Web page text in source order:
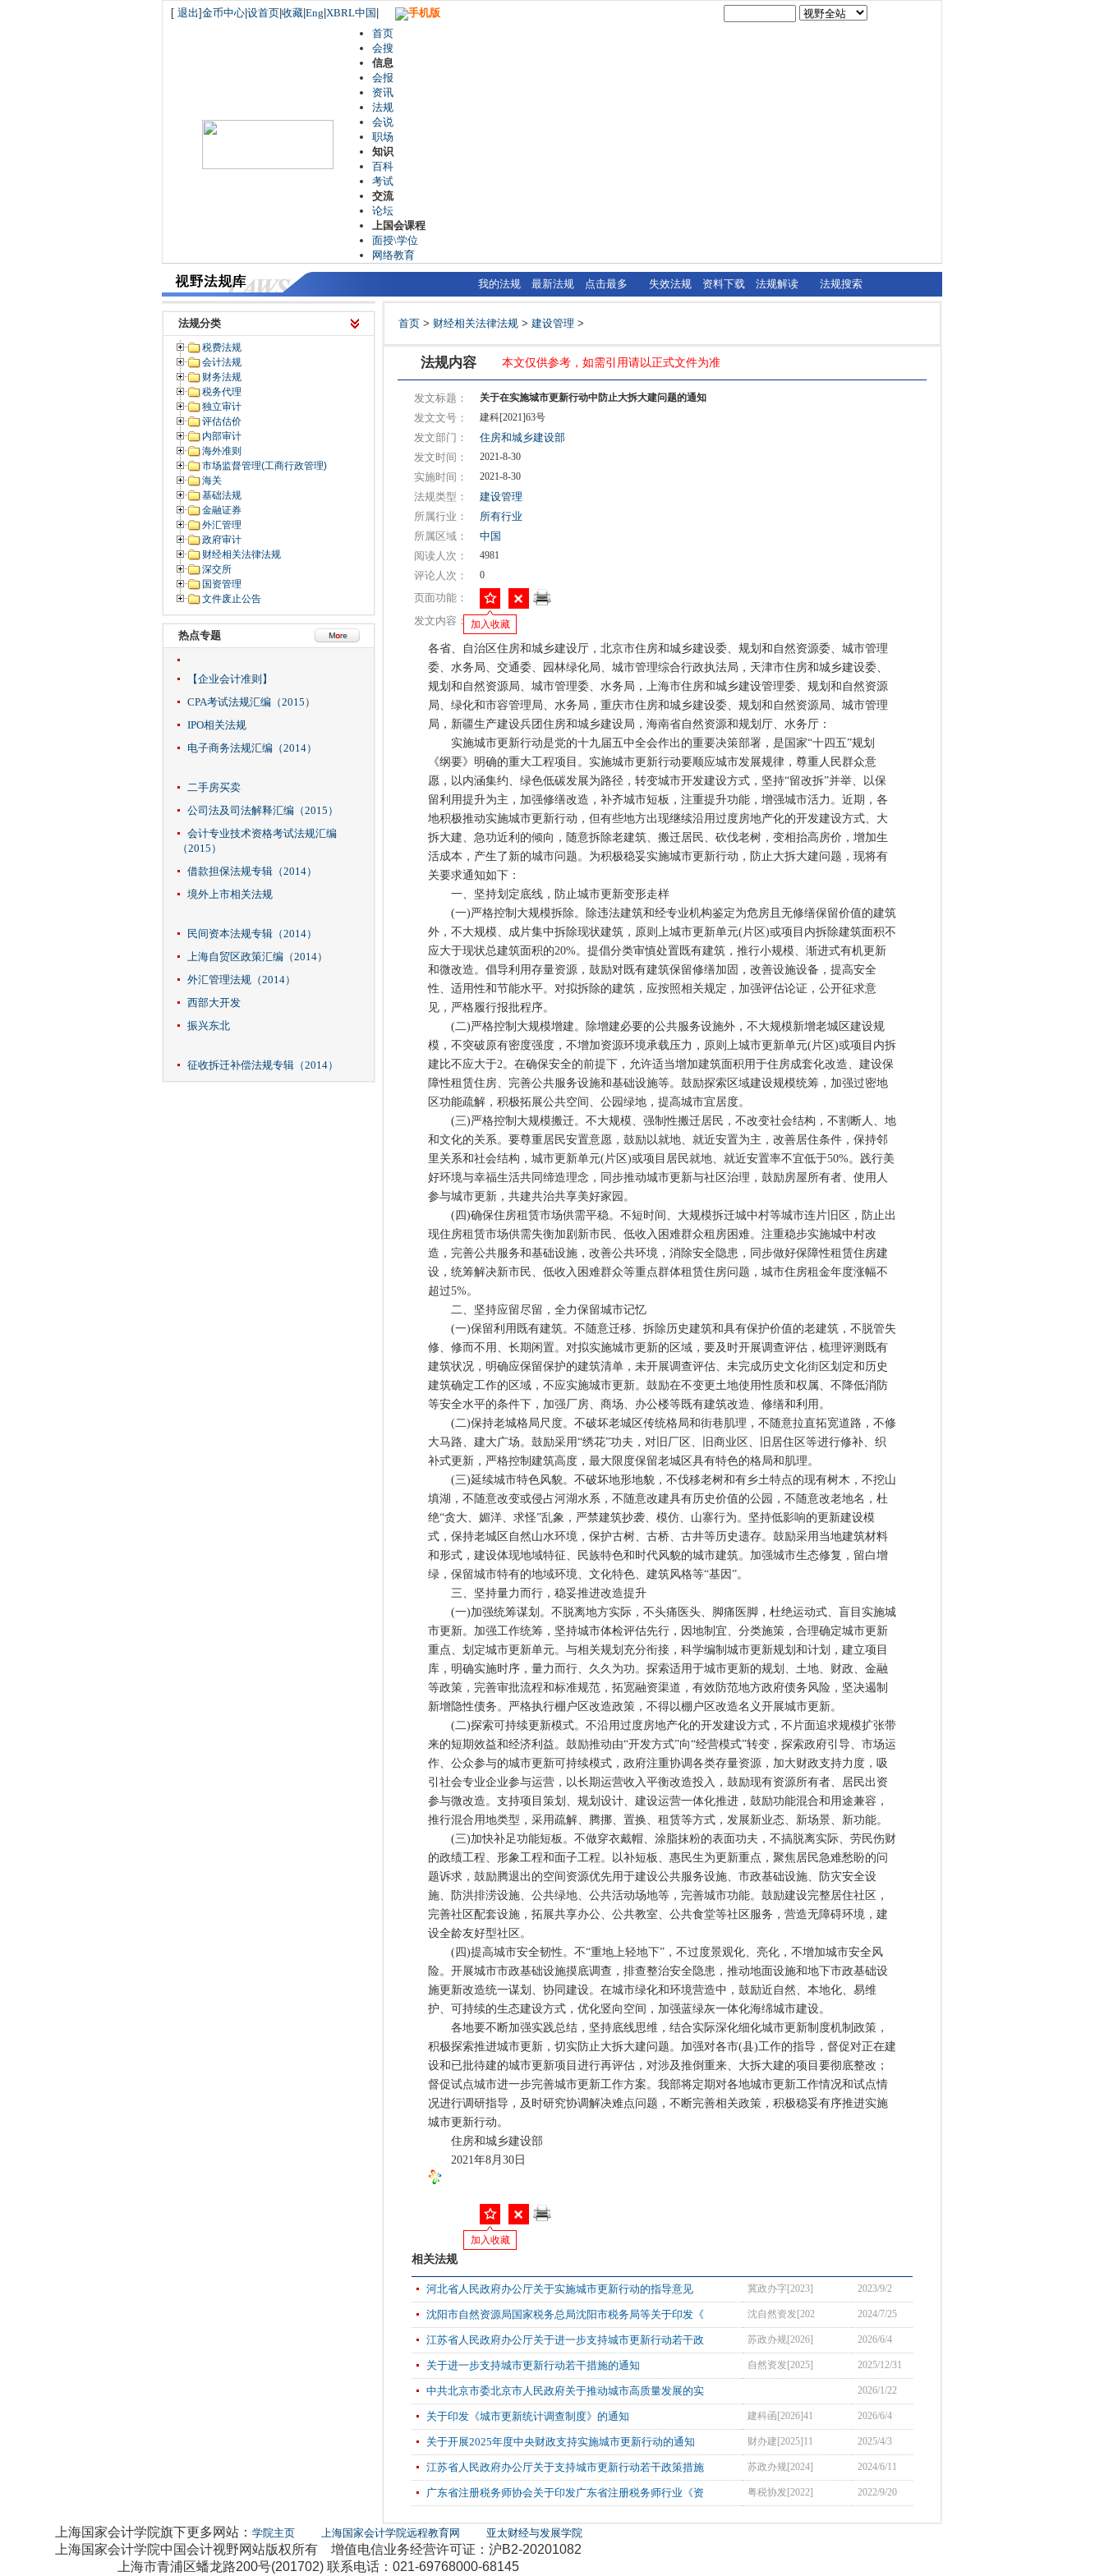
[ 退出]金币中心 设首页 收藏 Eng XBRL中国
手机版
首页
会搜
信息
会报
资讯
法规
会说
职场
知识
百科
考试
交流
论坛
上国会课程
面授\学位
网络教育
我的法规 最新法规 点击最多 失效法规 资料下载 法规解读 法规搜索
法规分类
税费法规
会计法规
财务法规
税务代理
独立审计
评估估价
内部审计
海外准则
市场监督管理(工商行政管理)
海关
基础法规
金融证券
外汇管理
政府审计
财经相关法律法规
深交所
国资管理
文件废止公告
热点专题
【企业会计准则】
CPA考试法规汇编（2015）
IPO相关法规
电子商务法规汇编（2014）
二手房买卖
公司法及司法解释汇编（2015）
会计专业技术资格考试法规汇编
（2015）
借款担保法规专辑（2014）
境外上市相关法规
民间资本法规专辑（2014）
上海自贸区政策汇编（2014）
外汇管理法规（2014）
西部大开发
振兴东北
征收拆迁补偿法规专辑（2014）
首页 > 财经相关法律法规 > 建设管理 >
法规内容 本文仅供参考，如需引用请以正式文件为准
发文标题： 关于在实施城市更新行动中防止大拆大建问题的通知
发文文号： 建科[2021]63号
发文部门：
住房和城乡建设部
发文时间：
2021-8-30
实施时间： 2021-8-30
法规类型：
建设管理
所属行业：
所有行业
所属区域：
中国
阅读人次：
4981
评论人次： 0
页面功能：
加入收藏
发文内容：
各省、自治区住房和城乡建设厅，北京市住房和城乡建设委、规划和自然资源委、城市管理
委、水务局、交通委、园林绿化局、城市管理综合行政执法局，天津市住房和城乡建设委、
规划和自然资源局、城市管理委、水务局，上海市住房和城乡建设管理委、规划和自然资源
局、绿化和市容管理局、水务局，重庆市住房和城乡建设委、规划和自然资源局、城市管理
局，新疆生产建设兵团住房和城乡建设局，海南省自然资源和规划厅、水务厅：
实施城市更新行动是党的十九届五中全会作出的重要决策部署，是国家“十四五”规划
《纲要》明确的重大工程项目。实施城市更新行动要顺应城市发展规律，尊重人民群众意
愿，以内涵集约、绿色低碳发展为路径，转变城市开发建设方式，坚持“留改拆”并举、以保
留利用提升为主，加强修缮改造，补齐城市短板，注重提升功能，增强城市活力。近期，各
地积极推动实施城市更新行动，但有些地方出现继续沿用过度房地产化的开发建设方式、大
拆大建、急功近利的倾向，随意拆除老建筑、搬迁居民、砍伐老树，变相抬高房价，增加生
活成本，产生了新的城市问题。为积极稳妥实施城市更新行动，防止大拆大建问题，现将有
关要求通知如下：
一、坚持划定底线，防止城市更新变形走样
(一)严格控制大规模拆除。除违法建筑和经专业机构鉴定为危房且无修缮保留价值的建筑
外，不大规模、成片集中拆除现状建筑，原则上城市更新单元(片区)或项目内拆除建筑面积不
应大于现状总建筑面积的20%。提倡分类审慎处置既有建筑，推行小规模、渐进式有机更新
和微改造。倡导利用存量资源，鼓励对既有建筑保留修缮加固，改善设施设备，提高安全
性、适用性和节能水平。对拟拆除的建筑，应按照相关规定，加强评估论证，公开征求意
见，严格履行报批程序。
(二)严格控制大规模增建。除增建必要的公共服务设施外，不大规模新增老城区建设规
模，不突破原有密度强度，不增加资源环境承载压力，原则上城市更新单元(片区)或项目内拆
建比不应大于2。在确保安全的前提下，允许适当增加建筑面积用于住房成套化改造、建设保
障性租赁住房、完善公共服务设施和基础设施等。鼓励探索区域建设规模统筹，加强过密地
区功能疏解，积极拓展公共空间、公园绿地，提高城市宜居度。
(三)严格控制大规模搬迁。不大规模、强制性搬迁居民，不改变社会结构，不割断人、地
和文化的关系。要尊重居民安置意愿，鼓励以就地、就近安置为主，改善居住条件，保持邻
里关系和社会结构，城市更新单元(片区)或项目居民就地、就近安置率不宜低于50%。践行美
好环境与幸福生活共同缔造理念，同步推动城市更新与社区治理，鼓励房屋所有者、使用人
参与城市更新，共建共治共享美好家园。
(四)确保住房租赁市场供需平稳。不短时间、大规模拆迁城中村等城市连片旧区，防止出
现住房租赁市场供需失衡加剧新市民、低收入困难群众租房困难。注重稳步实施城中村改
造，完善公共服务和基础设施，改善公共环境，消除安全隐患，同步做好保障性租赁住房建
设，统筹解决新市民、低收入困难群众等重点群体租赁住房问题，城市住房租金年度涨幅不
超过5%。
二、坚持应留尽留，全力保留城市记忆
(一)保留利用既有建筑。不随意迁移、拆除历史建筑和具有保护价值的老建筑，不脱管失
修、修而不用、长期闲置。对拟实施城市更新的区域，要及时开展调查评估，梳理评测既有
建筑状况，明确应保留保护的建筑清单，未开展调查评估、未完成历史文化街区划定和历史
建筑确定工作的区域，不应实施城市更新。鼓励在不变更土地使用性质和权属、不降低消防
等安全水平的条件下，加强厂房、商场、办公楼等既有建筑改造、修缮和利用。
(二)保持老城格局尺度。不破坏老城区传统格局和街巷肌理，不随意拉直拓宽道路，不修
大马路、建大广场。鼓励采用“绣花”功夫，对旧厂区、旧商业区、旧居住区等进行修补、织
补式更新，严格控制建筑高度，最大限度保留老城区具有特色的格局和肌理。
(三)延续城市特色风貌。不破坏地形地貌，不伐移老树和有乡土特点的现有树木，不挖山
填湖，不随意改变或侵占河湖水系，不随意改建具有历史价值的公园，不随意改老地名，杜
绝“贪大、媚洋、求怪”乱象，严禁建筑抄袭、模仿、山寨行为。坚持低影响的更新建设模
式，保持老城区自然山水环境，保护古树、古桥、古井等历史遗存。鼓励采用当地建筑材料
和形式，建设体现地域特征、民族特色和时代风貌的城市建筑。加强城市生态修复，留白增
绿，保留城市特有的地域环境、文化特色、建筑风格等“基因”。
三、坚持量力而行，稳妥推进改造提升
(一)加强统筹谋划。不脱离地方实际，不头痛医头、脚痛医脚，杜绝运动式、盲目实施城
市更新。加强工作统筹，坚持城市体检评估先行，因地制宜、分类施策，合理确定城市更新
重点、划定城市更新单元。与相关规划充分衔接，科学编制城市更新规划和计划，建立项目
库，明确实施时序，量力而行、久久为功。探索适用于城市更新的规划、土地、财政、金融
等政策，完善审批流程和标准规范，拓宽融资渠道，有效防范地方政府债务风险，坚决遏制
新增隐性债务。严格执行棚户区改造政策，不得以棚户区改造名义开展城市更新。
(二)探索可持续更新模式。不沿用过度房地产化的开发建设方式，不片面追求规模扩张带
来的短期效益和经济利益。鼓励推动由“开发方式”向“经营模式”转变，探索政府引导、市场运
作、公众参与的城市更新可持续模式，政府注重协调各类存量资源，加大财政支持力度，吸
引社会专业企业参与运营，以长期运营收入平衡改造投入，鼓励现有资源所有者、居民出资
参与微改造。支持项目策划、规划设计、建设运营一体化推进，鼓励功能混合和用途兼容，
推行混合用地类型，采用疏解、腾挪、置换、租赁等方式，发展新业态、新场景、新功能。
(三)加快补足功能短板。不做穿衣戴帽、涂脂抹粉的表面功夫，不搞脱离实际、劳民伤财
的政绩工程、形象工程和面子工程。以补短板、惠民生为更新重点，聚焦居民急难愁盼的问
题诉求，鼓励腾退出的空间资源优先用于建设公共服务设施、市政基础设施、防灾安全设
施、防洪排涝设施、公共绿地、公共活动场地等，完善城市功能。鼓励建设完整居住社区，
完善社区配套设施，拓展共享办公、公共教室、公共食堂等社区服务，营造无障碍环境，建
设全龄友好型社区。
(四)提高城市安全韧性。不“重地上轻地下”，不过度景观化、亮化，不增加城市安全风
险。开展城市市政基础设施摸底调查，排查整治安全隐患，推动地面设施和地下市政基础设
施更新改造统一谋划、协同建设。在城市绿化和环境营造中，鼓励近自然、本地化、易维
护、可持续的生态建设方式，优化竖向空间，加强蓝绿灰一体化海绵城市建设。
各地要不断加强实践总结，坚持底线思维，结合实际深化细化城市更新制度机制政策，
积极探索推进城市更新，切实防止大拆大建问题。加强对各市(县)工作的指导，督促对正在建
设和已批待建的城市更新项目进行再评估，对涉及推倒重来、大拆大建的项目要彻底整改；
督促试点城市进一步完善城市更新工作方案。我部将定期对各地城市更新工作情况和试点情
况进行调研指导，及时研究协调解决难点问题，不断完善相关政策，积极稳妥有序推进实施
城市更新行动。
住房和城乡建设部
2021年8月30日
加入收藏
相关法规
河北省人民政府办公厅关于实施城市更新行动的指导意见 冀政办字[2023] 2023/9/2
沈阳市自然资源局国家税务总局沈阳市税务局等关于印发《 沈自然资发[202 2024/7/25
江苏省人民政府办公厅关于进一步支持城市更新行动若干政 苏政办规[2026] 2026/6/4
关于进一步支持城市更新行动若干措施的通知 自然资发[2025] 2025/12/31
中共北京市委北京市人民政府关于推动城市高质量发展的实 2026/1/22
关于印发《城市更新统计调查制度》的通知 建科函[2026]41 2026/6/4
关于开展2025年度中央财政支持实施城市更新行动的通知 财办建[2025]11 2025/4/3
江苏省人民政府办公厅关于支持城市更新行动若干政策措施 苏政办规[2024] 2024/6/11
广东省注册税务师协会关于印发广东省注册税务师行业《资 粤税协发[2022] 2022/9/20
上海国家会计学院旗下更多网站： 学院主页 上海国家会计学院远程教育网 亚太财经与发展学院
上海国家会计学院中国会计视野网站版权所有 增值电信业务经营许可证：沪B2-20201082
上海市青浦区蟠龙路200号(201702) 联系电话：021-69768000-68145